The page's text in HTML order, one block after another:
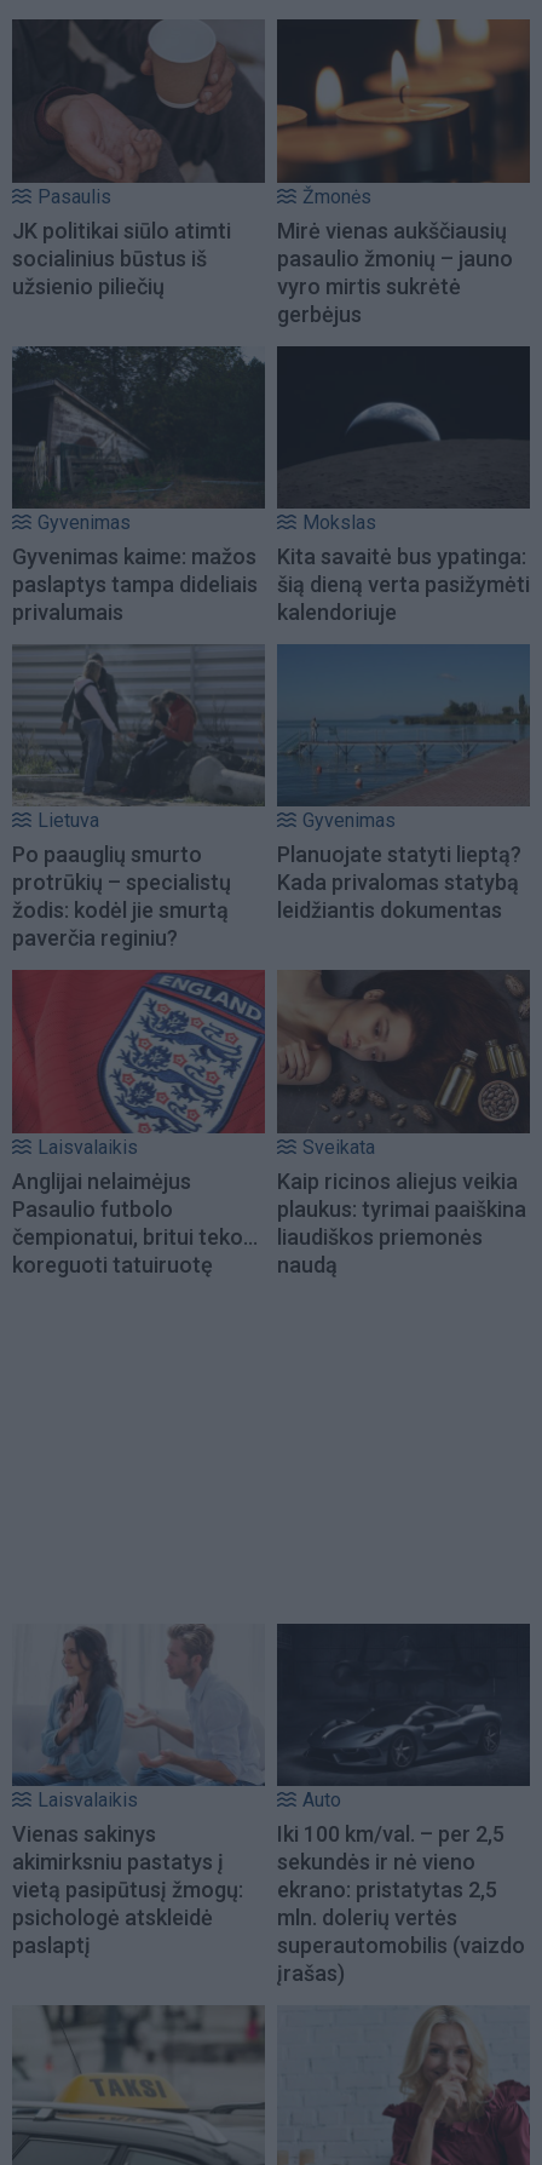
Pasaulis
JK politikai siūlo atimti
socialinius būstus iš
užsienio piliečių
Žmonės
Mirė vienas aukščiausių
pasaulio žmonių – jauno
vyro mirtis sukrėtė
gerbėjus
Gyvenimas
Gyvenimas kaime: mažos
paslaptys tampa dideliais
privalumais
Mokslas
Kita savaitė bus ypatinga:
šią dieną verta pasižymėti
kalendoriuje
Lietuva
Po paauglių smurto
protrūkių – specialistų
žodis: kodėl jie smurtą
paverčia reginiu?
Gyvenimas
Planuojate statyti lieptą?
Kada privalomas statybą
leidžiantis dokumentas
Laisvalaikis
Anglijai nelaimėjus
Pasaulio futbolo
čempionatui, britui teko...
koreguoti tatuiruotę
Sveikata
Kaip ricinos aliejus veikia
plaukus: tyrimai paaiškina
liaudiškos priemonės
naudą
Laisvalaikis
Vienas sakinys
akimirksniu pastatys į
vietą pasipūtusį žmogų:
psichologė atskleidė
paslaptį
Auto
Iki 100 km/val. – per 2,5
sekundės ir nė vieno
ekrano: pristatytas 2,5
mln. dolerių vertės
superautomobilis (vaizdo
įrašas)